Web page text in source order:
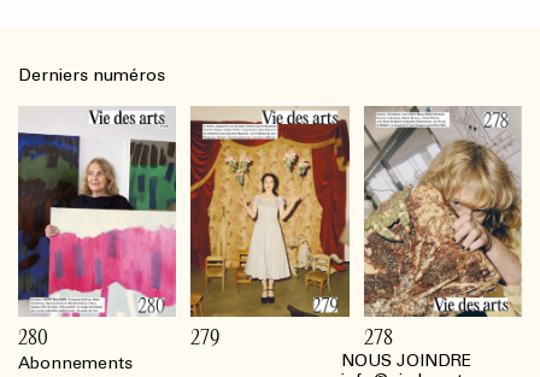
Abonnements
NOUS JOINDRE
Derniers numéros
280 279 278